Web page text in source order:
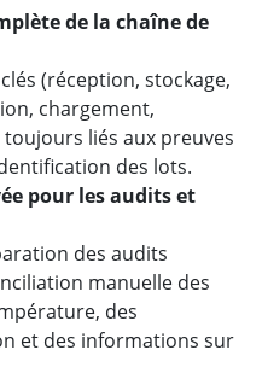
de la chaîne de
(réception, stockage,
chargement,
liés aux preuves
des lots.
pour les audits et
des audits
manuelle des
des
et des informations sur